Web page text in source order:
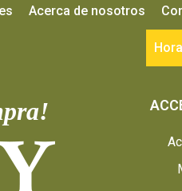
Acerca de nosotros